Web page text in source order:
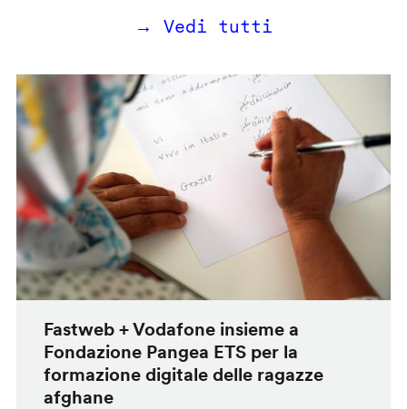
→ Vedi tutti
Fastweb + Vodafone insieme a
Fondazione Pangea ETS per la
formazione digitale delle ragazze
afghane